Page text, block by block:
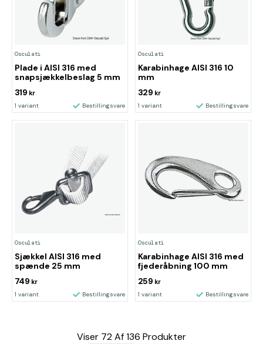
Osculati
Plade i AISI 316 med
snapsjækkelbeslag 5 mm
319 kr
1 variant Bestillingsvare
Osculati
Karabinhage AISI 316 10
mm
329 kr
1 variant Bestillingsvare
Osculati
Sjækkel AISI 316 med
spænde 25 mm
749 kr
1 variant Bestillingsvare
Osculati
Karabinhage AISI 316 med
fjederåbning 100 mm
259 kr
1 variant Bestillingsvare
Viser 72Af136 Produkter